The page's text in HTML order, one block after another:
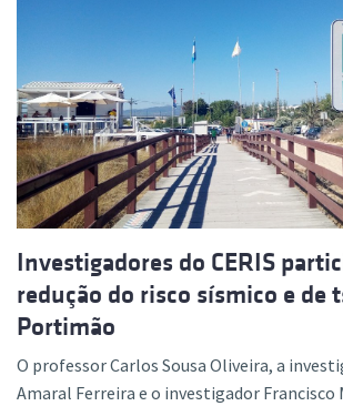
Investigadores do CERIS
redução do risco sísmico e de
Portimão
O professor Carlos Sousa Oliveira, a
Amaral Ferreira e o investigador Francisco